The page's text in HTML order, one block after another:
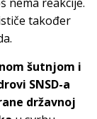
također
šutnjom i
SNSD-a
državnoj